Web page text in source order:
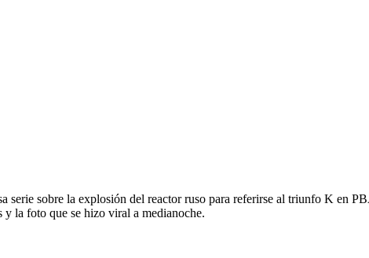
serie sobre la explosión del reactor ruso para referirse al triunfo K en
la foto que se hizo viral a medianoche.